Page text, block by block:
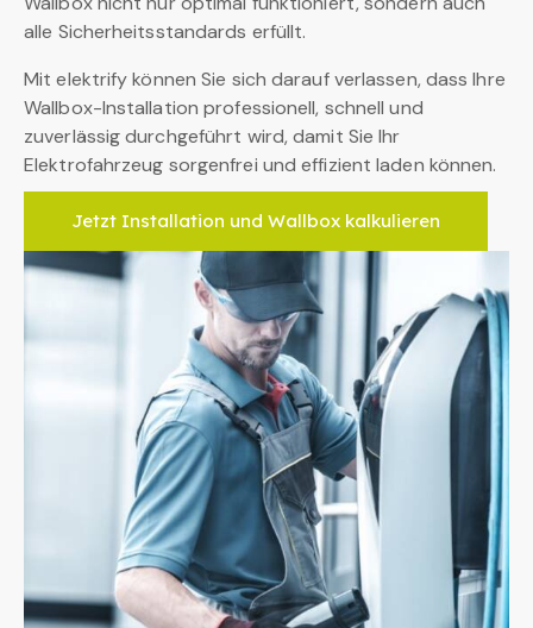
alle Sicherheitsstandards erfüllt.
Mit elektrify können Sie sich darauf verlassen, dass Ihre
Wallbox-Installation professionell, schnell und
zuverlässig durchgeführt wird, damit Sie Ihr
Elektrofahrzeug sorgenfrei und effizient laden können.
Jetzt Installation und Wallbox kalkulieren